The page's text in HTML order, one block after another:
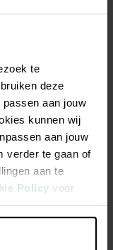
te
deze
aan jouw
kunnen wij
aan jouw
verder te gaan of
aan te
Policy voor
Bodem L 52